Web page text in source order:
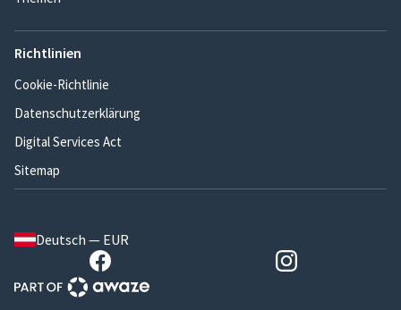
Richtlinien
Cookie-Richtlinie
Datenschutzerklärung
Digital Services Act
Sitemap
Deutsch — EUR